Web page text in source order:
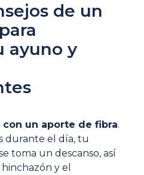
de un
ayuno y
con un aporte de fibra.
durante el día, tu
toma un descanso, así
y el